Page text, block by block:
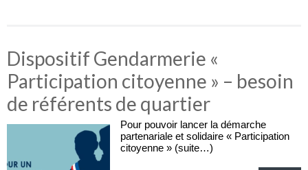
Dispositif Gendarmerie «
Participation citoyenne » – besoin
de référents de quartier
Pour pouvoir lancer la démarche
partenariale et solidaire « Participation
citoyenne » (suite…)